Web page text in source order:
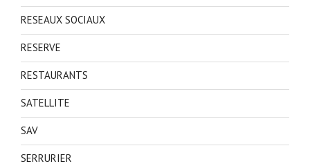
RESEAUX SOCIAUX
RESERVE
RESTAURANTS
SATELLITE
SAV
SERRURIER